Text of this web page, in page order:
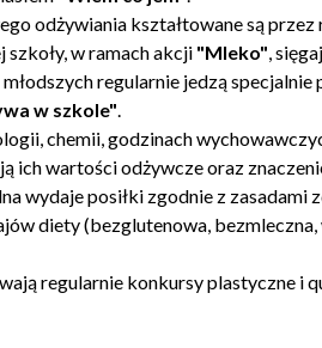
odżywiania kształtowane są przez
szkoły, w ramach akcji "Mleko" ,
regularnie jedzą
w szkole"
chemii, godzinach
ich wartości odżywcze oraz
wydaje posiłki zgodnie z
diety (bezglutenowa,
regularnie konkursy plastyczne i